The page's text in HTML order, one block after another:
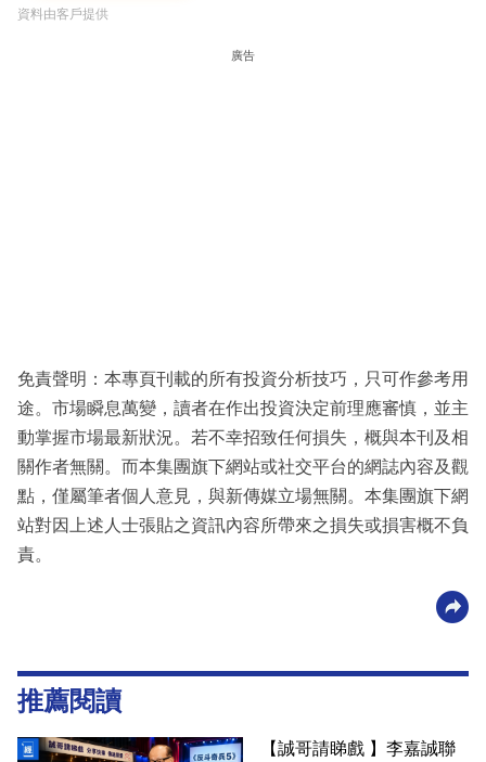
資料由客戶提供
廣告
免責聲明：本專頁刊載的所有投資分析技巧，只可作參考用
途。市場瞬息萬變，讀者在作出投資決定前理應審慎，並主
動掌握市場最新狀況。若不幸招致任何損失，概與本刊及相
關作者無關。而本集團旗下網站或社交平台的網誌內容及觀
點，僅屬筆者個人意見，與新傳媒立場無關。本集團旗下網
站對因上述人士張貼之資訊內容所帶來之損失或損害概不負
責。
推薦閱讀
【誠哥請睇戲 】李嘉誠聯